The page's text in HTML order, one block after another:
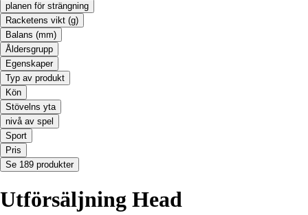
planen för strängning
Racketens vikt (g)
Balans (mm)
Åldersgrupp
Egenskaper
Typ av produkt
Kön
Stövelns yta
nivå av spel
Sport
Pris
Se 189 produkter
Utförsäljning Head